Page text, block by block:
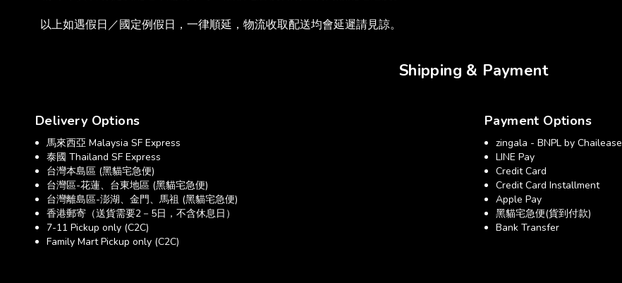
   以上如遇假日／國定例假日，一律順延，物流收取配送均會延遲請見諒。
Shipping & Payment
Delivery Options
馬來西亞 Malaysia SF Express
泰國 Thailand SF Express
台灣本島區 (黑貓宅急便)
台灣區-花蓮、台東地區 (黑貓宅急便)
台灣離島區-澎湖、金門、馬祖 (黑貓宅急便)
香港郵寄（送貨需要2－5日，不含休息日）
7-11 Pickup only (C2C)
Family Mart Pickup only (C2C)
Payment Options
zingala - BNPL by Chailease
LINE Pay
Credit Card
Credit Card Installment
Apple Pay
黑貓宅急便(貨到付款)
Bank Transfer